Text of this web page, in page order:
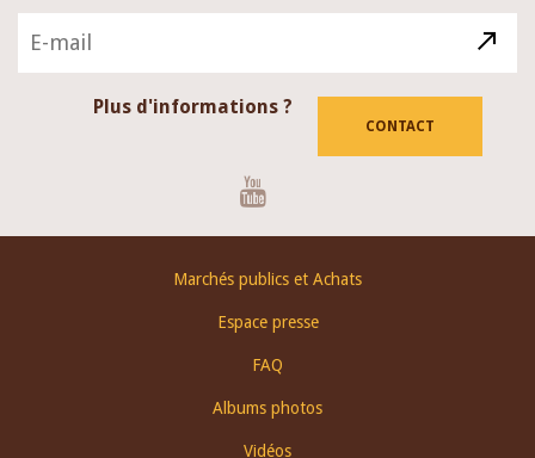
Plus d'informations ?
CONTACT
Marchés publics et Achats
Espace presse
FAQ
Albums photos
Vidéos